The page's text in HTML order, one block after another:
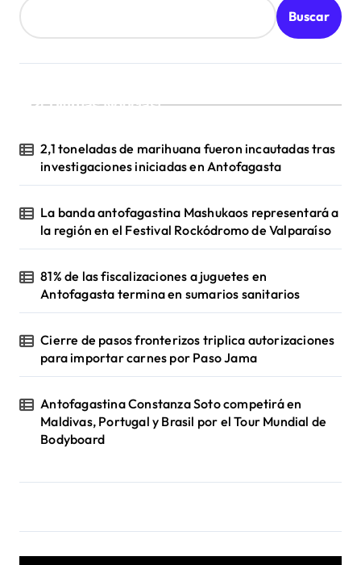
d
s
Buscar
¡Ultimas Noticias!
2,1 toneladas de marihuana fueron incautadas tras
investigaciones iniciadas en Antofagasta
La banda antofagastina Mashukaos representará a
la región en el Festival Rockódromo de Valparaíso
81% de las fiscalizaciones a juguetes en
Antofagasta termina en sumarios sanitarios
Cierre de pasos fronterizos triplica autorizaciones
para importar carnes por Paso Jama
Antofagastina Constanza Soto competirá en
Maldivas, Portugal y Brasil por el Tour Mundial de
Bodyboard